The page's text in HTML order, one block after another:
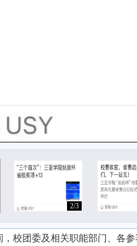
2/3
校团委及相关职能部门、